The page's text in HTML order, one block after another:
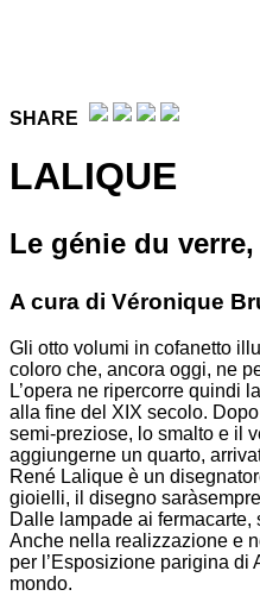
SHARE
LALIQUE
Le génie du
A cura di Véronique
Gli otto volumi in cofanetto
coloro che, ancora oggi, ne
L’opera ne ripercorre quindi
alla fine del XIX secolo.
semi-preziose, lo smalto e il
aggiungerne un quarto,
René Lalique è un
gioielli, il disegno
Dalle lampade ai
Anche nella realizzazione e
per l’Esposizione parigina di
mondo.